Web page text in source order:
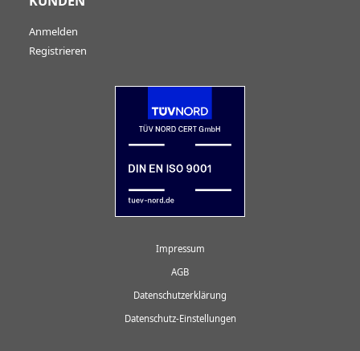
Anmelden
Registrieren
Impressum
AGB
Datenschutzerklärung
Datenschutz-Einstellungen